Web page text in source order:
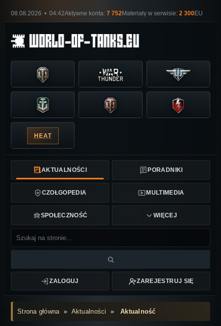
08.08.2026 • 04:42Aktywne konta: 7 752Materiały w serwisie: 2 300EU
HEAT
AKTUALNOŚCI PORADNIKI
CZOŁGOPEDIA MULTIMEDIA
SPOŁECZNOŚĆ WIĘCEJ
ZALOGUJ ZAREJESTRUJ SIĘ
Strona główna» Aktualności »Aktualność